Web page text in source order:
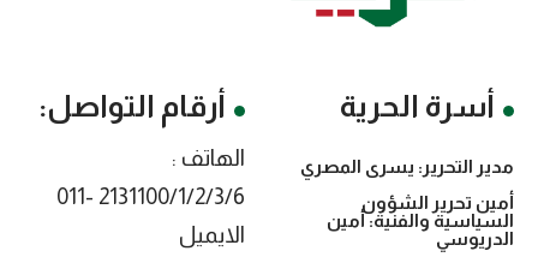
أسرة الحرية
مدير التحرير: يسرى المصري
أمين تحرير الشؤون
السياسية والفنية: أمين
الدريوسي
أرقام التواصل:
الهاتف :
2131100/1/2/3/6 -011
الايميل